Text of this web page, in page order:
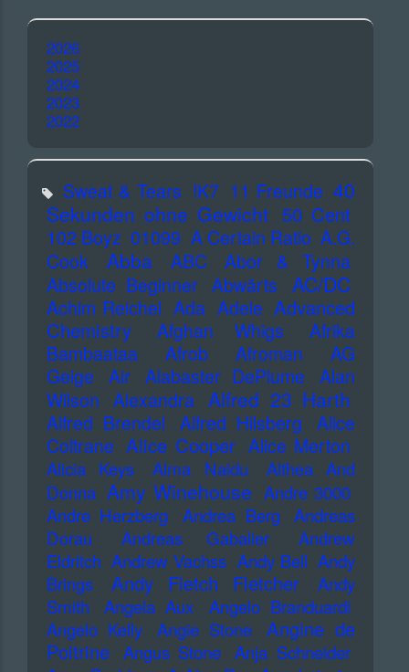
2026
2025
2024
2023
2022
Sweat & Tears !K7 11 Freunde 40
Sekunden ohne Gewicht 50 Cent
102 Boyz 01099 A Certain Ratio A.G.
Cook
Abba ABC
Abor & Tynna
Absolute Beginner Abwärts AC/DC
Achim Reichel Ada Adele Advanced
Chemistry
Afghan Whigs
Afrika
Bambaataa
Afrob Afroman
AG
Geige
Air Alabaster DePlume
Alan
Wilson Alexandra Alfred 23 Harth
Alfred Brendel Alfred Hilsberg
Alice
Coltrane Alice Cooper Alice Merton
Alicia Keys Alma Naidu
Althea And
Donna Amy Winehouse Andre 3000
Andre Herzberg
Andrea Berg
Andreas
Dorau
Andreas Gabalier
Andrew
Eldritch Andrew Vachss Andy Bell Andy
Brings
Andy Fletch Fletcher
Andy
Smith
Angela Aux
Angelo Branduardi
Angelo Kelly
Angie Stone
Angine de
Poitrine Angus Stone Anja Schneider